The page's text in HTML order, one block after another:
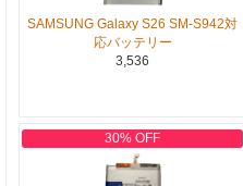
SAMSUNG Galaxy S26 SM-S942対
応バッテリー
3,536
30% OFF